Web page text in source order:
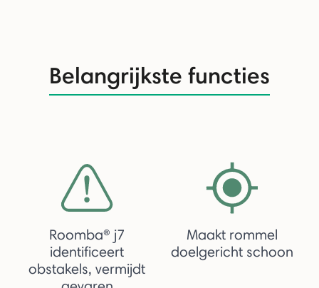
Belangrijkste functies
Roomba® j7
identificeert
obstakels, vermijdt
Maakt rommel
doelgericht schoon